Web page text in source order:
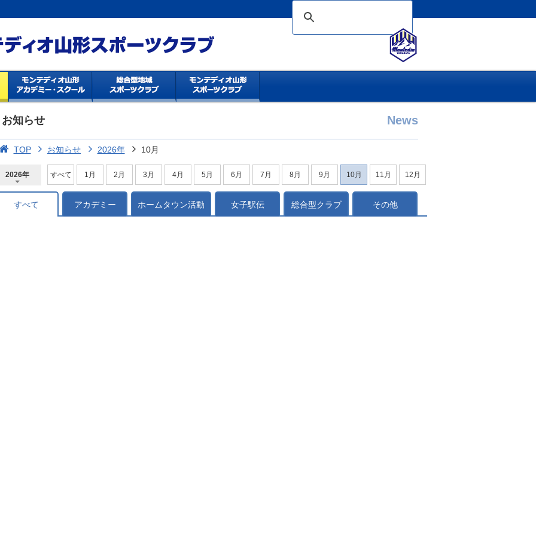
お知らせ News
TOP お知らせ 2026年 10月
2026年
2026年
2025年
2024年
2023年
2022年
2021年
2020年
2019年
2018年
2017年
2016年
2015年
2014年
すべて 1月 2月 3月 4月 5月 6月 7月 8月 9月 10月 11月 12月
すべて アカデミー ホームタウン活動 女子駅伝 総合型クラブ その他